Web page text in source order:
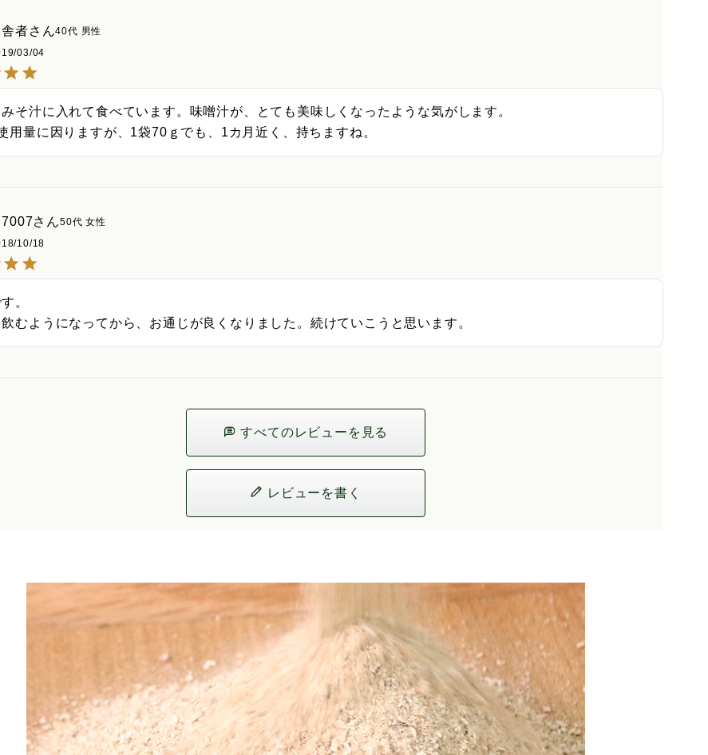
者 40代 男性
03/04
そ汁に入れて食べています。味噌汁が、とても美味しくなったような気がします。
用量に因りますが、1袋70ｇでも、1カ月近く、持ちますね。
50代 女性
10/18
。
むようになってから、お通じが良くなりました。続けていこうと思います。
すべてのレビューを見る
レビューを書く